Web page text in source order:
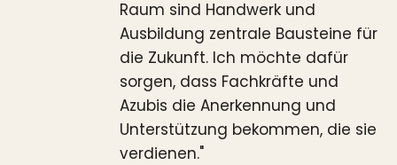
Raum sind Handwerk und
Ausbildung zentrale Bausteine für
die Zukunft. Ich möchte dafür
sorgen, dass Fachkräfte und
Azubis die Anerkennung und
Unterstützung bekommen, die sie
verdienen."